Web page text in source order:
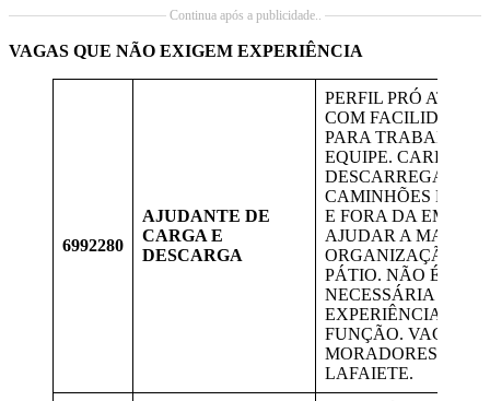
Continua após a publicidade..
VAGAS QUE NÃO EXIGEM EXPERIÊNCIA
6992280
AJUDANTE DE
CARGA E
DESCARGA
PERFIL PRÓ ATIVO
COM FACILIDADE
PARA TRABALHO
EQUIPE.
DESCARREGAR OS
CAMINHÕES
E FORA DA
AJUDAR A
ORGANIZAÇÃO DO
PÁTIO. NÃO É
NECESSÁRIA
EXPERIÊNCIA NA
FUNÇÃO. VAGA
MORADORES DE
LAFAIETE.